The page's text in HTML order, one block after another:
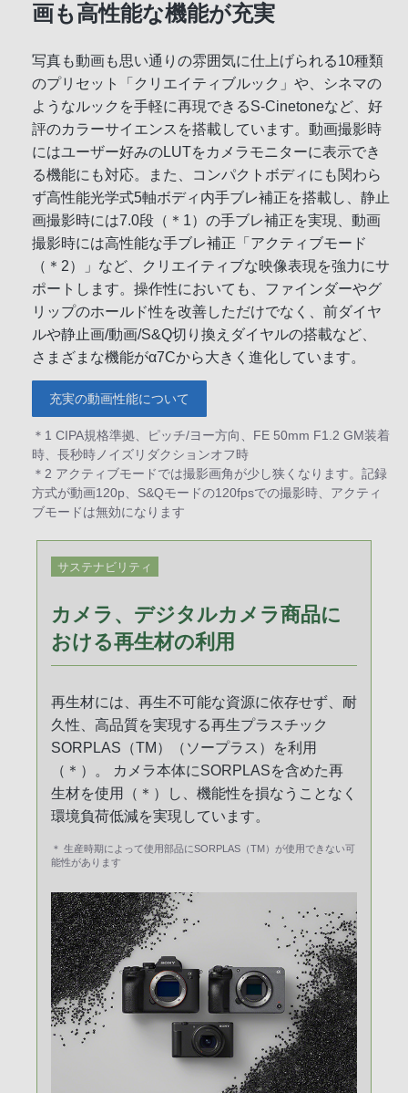
画も高性能な機能が充実
写真も動画も思い通りの雰囲気に仕上げられる10種類
のプリセット「クリエイティブルック」や、シネマの
ようなルックを手軽に再現できるS-Cinetoneなど、好
評のカラーサイエンスを搭載しています。動画撮影時
にはユーザー好みのLUTをカメラモニターに表示でき
る機能にも対応。また、コンパクトボディにも関わら
ず高性能光学式5軸ボディ内手ブレ補正を搭載し、静止
画撮影時には7.0段（＊1）の手ブレ補正を実現、動画
撮影時には高性能な手ブレ補正「アクティブモード
（＊2）」など、クリエイティブな映像表現を強力にサ
ポートします。操作性においても、ファインダーやグ
リップのホールド性を改善しただけでなく、前ダイヤ
ルや静止画/動画/S&Q切り換えダイヤルの搭載など、
さまざまな機能がα7Cから大きく進化しています。
充実の動画性能について
＊1 CIPA規格準拠、ピッチ/ヨー方向、FE 50mm F1.2 GM装着
時、長秒時ノイズリダクションオフ時
＊2 アクティブモードでは撮影画角が少し狭くなります。記録
方式が動画120p、S&Qモードの120fpsでの撮影時、アクティ
ブモードは無効になります
サステナビリティ
カメラ、デジタルカメラ商品に
おける再生材の利用
再生材には、再生不可能な資源に依存せず、耐
久性、高品質を実現する再生プラスチック
SORPLAS（TM）（ソープラス）を利用
（＊）。 カメラ本体にSORPLASを含めた再
生材を使用（＊）し、機能性を損なうことなく
環境負荷低減を実現しています。
＊ 生産時期によって使用部品にSORPLAS（TM）が使用できない可
能性があります